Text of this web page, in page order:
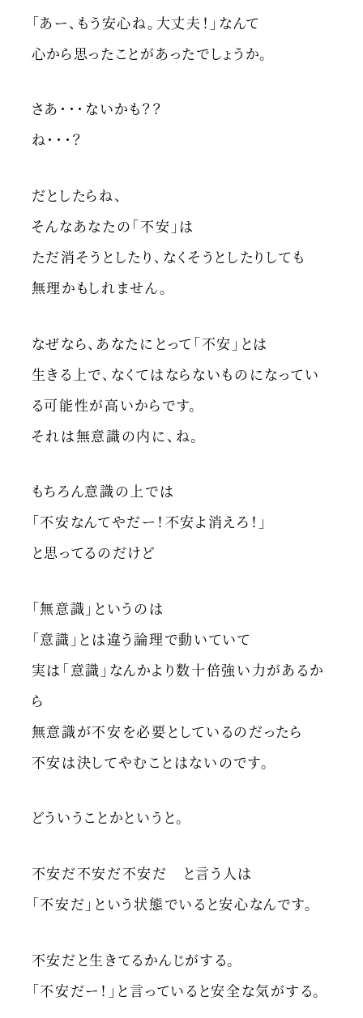
「あー、もう安心ね。大丈夫！」なんて
心から思ったことがあったでしょうか。
さあ・・・ないかも？？
ね・・・？
だとしたらね、
そんなあなたの「不安」は
ただ消そうとしたり、なくそうとしたりしても
無理かもしれません。
なぜなら、あなたにとって「不安」とは
生きる上で、なくてはならないものになってい
る可能性が高いからです。
それは無意識の内に、ね。
もちろん意識の上では
「不安なんてやだー！不安よ消えろ！」
と思ってるのだけど
「無意識」というのは
「意識」とは違う論理で動いていて
実は「意識」なんかより数十倍強い力があるか
ら
無意識が不安を必要としているのだったら
不安は決してやむことはないのです。
どういうことかというと。
不安だ不安だ不安だ と言う人は
「不安だ」という状態でいると安心なんです。
不安だと生きてるかんじがする。
「不安だー！」と言っていると安全な気がする。